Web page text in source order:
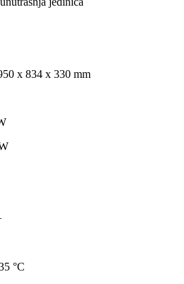
x 834 x 330 mm
°C